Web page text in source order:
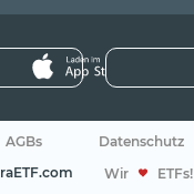
AGBs Datenschutz
Wir ETFs!